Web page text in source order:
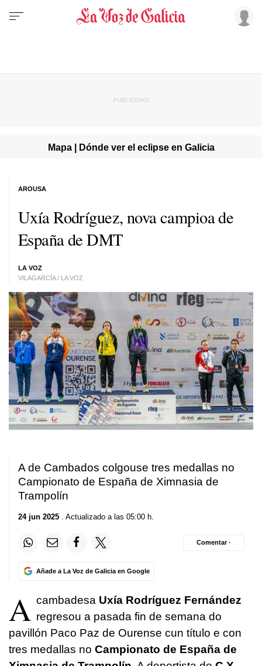
Mapa | Dónde ver el eclipse en Galicia
Uxía Rodríguez, nova campioa de
España de DMT
LA VOZ
VILAGARCÍA / LA VOZ
AROUSA
A de Cambados colgouse tres medallas no
Campionato de España de Ximnasia de
Trampolín
24 jun 2025 . Actualizado a las 05:00 h.
Añade a La Voz de Galicia en Google
Comentar ·
A cambadesa Uxía Rodríguez Fernández
regresou a pasada fin de semana do
pavillón Paco Paz de Ourense cun título e con
tres medallas no Campionato de España de